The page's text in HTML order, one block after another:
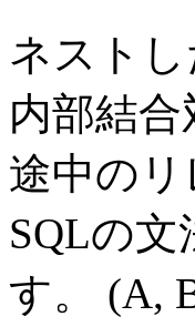
ネスト
内部結
途中の
SQLの
す。 (A,